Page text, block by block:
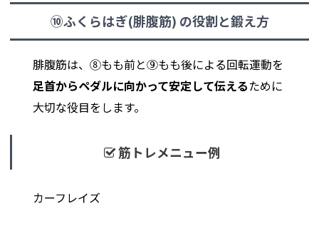
⑩ふくらはぎ(腓腹筋) の役割と鍛え方
腓腹筋は、⑧もも前と⑨もも後による回転運動を
足首からペダルに向かって安定して伝えるために
大切な役目をします。
筋トレメニュー例
カーフレイズ